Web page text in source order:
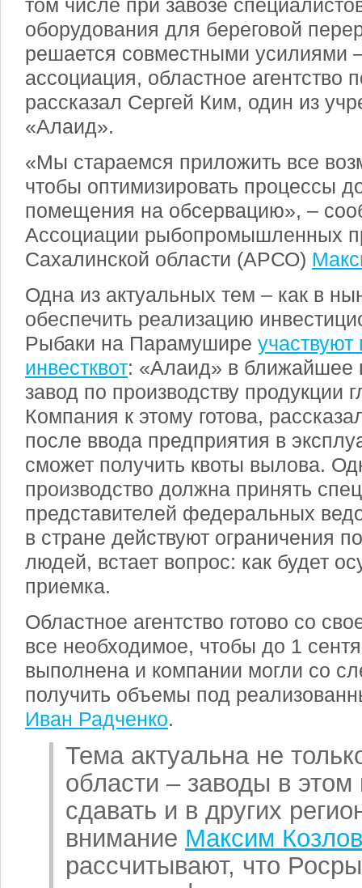
том числе при завозе
оборудования для береговой
решается совместными усилиями
ассоциация, областное агентство
рассказал Сергей Ким, один из
«Алаид».
«Мы стараемся приложить все
чтобы оптимизировать процессы
помещения на обсервацию», –
Ассоциации рыбопромышленных
Сахалинской области (АРСО)
Одна из актуальных тем – как в
обеспечить реализацию
Рыбаки на Парамушире
инвестквот: «Алаид» в ближайшее
завод по производству продукции
Компания к этому готова,
после ввода предприятия в
сможет получить квоты вылова.
производство должна принять
представителей федеральных
в стране действуют ограничения
людей, встает вопрос: как будет
приемка.
Областное агентство готово со
все необходимое, чтобы до 1
выполнена и компании могли со
получить объемы под
Иван Радченко.
Тема актуальна не
области – заводы в
сдавать и в других
внимание Максим Козлов
рассчитывают, что